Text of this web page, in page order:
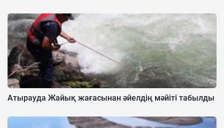
Атырауда Жайық жағасынан әйелдің мәйіті табылды